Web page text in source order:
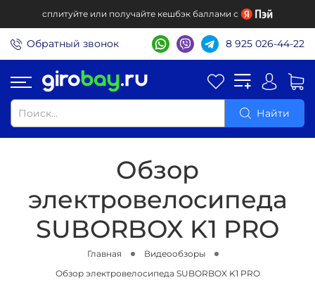
сплитуйте или получайте кешбэк баллами с
Обратный звонок 8 925 026-44-22
Найти
Обзор
электровелосипеда
SUBORBOX K1 PRO
Главная
Видеообзоры
Обзор электровелосипеда SUBORBOX K1 PRO